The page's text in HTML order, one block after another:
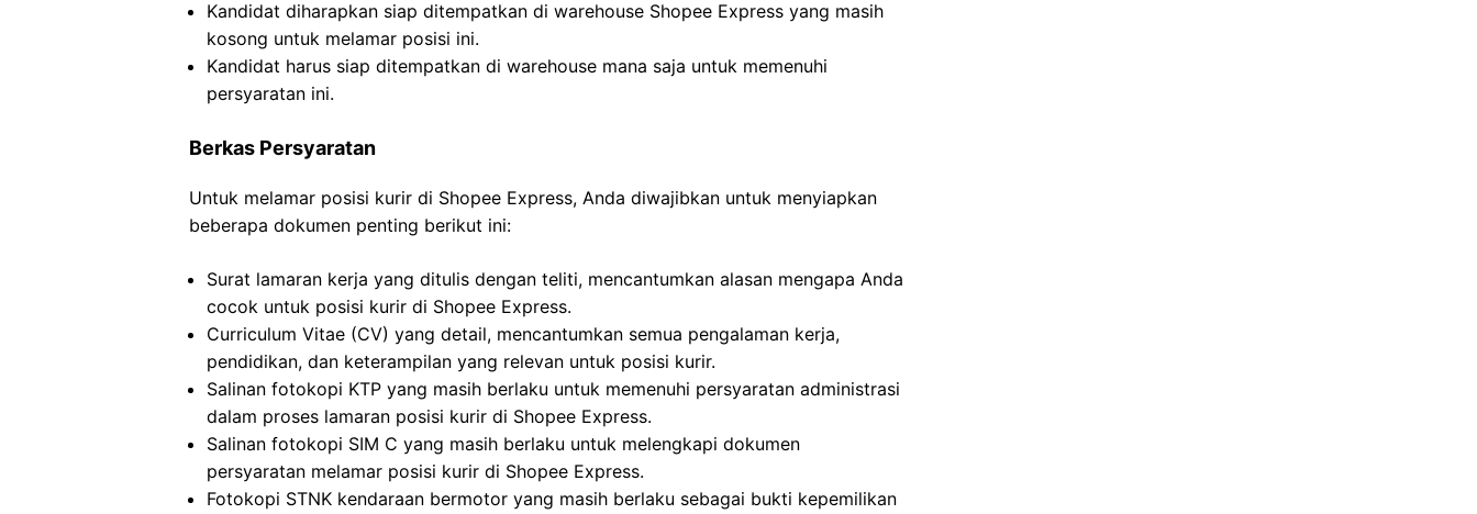
Kandidat diharapkan siap ditempatkan di warehouse Shopee Express yang masih
kosong untuk melamar posisi ini.
Kandidat harus siap ditempatkan di warehouse mana saja untuk memenuhi
persyaratan ini.
Berkas Persyaratan
Untuk melamar posisi kurir di Shopee Express, Anda diwajibkan untuk menyiapkan
beberapa dokumen penting berikut ini:
Surat lamaran kerja yang ditulis dengan teliti, mencantumkan alasan mengapa Anda
cocok untuk posisi kurir di Shopee Express.
Curriculum Vitae (CV) yang detail, mencantumkan semua pengalaman kerja,
pendidikan, dan keterampilan yang relevan untuk posisi kurir.
Salinan fotokopi KTP yang masih berlaku untuk memenuhi persyaratan administrasi
dalam proses lamaran posisi kurir di Shopee Express.
Salinan fotokopi SIM C yang masih berlaku untuk melengkapi dokumen
persyaratan melamar posisi kurir di Shopee Express.
Fotokopi STNK kendaraan bermotor yang masih berlaku sebagai bukti kepemilikan